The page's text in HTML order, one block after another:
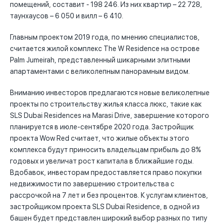
помещений, составит - 198 246. Из них квартир – 22 728,
таунхаусов – 6 050 и вилл – 6 410.
Главным проектом 2019 года, по мнению специалистов,
считается жилой комплекс The W Residence на острове
Palm Jumeirah, представленный шикарными элитными
апартаментами с великолепным панорамным видом.
Вниманию инвесторов предлагаются новые великолепные
проекты по строительству жилья класса люкс, такие как
SLS Dubai Residences на Marasi Drive, завершение которого
планируется в июле-сентябре 2020 года. Застройщик
проекта Wow Red считает, что жилые объекты этого
комплекса будут приносить владельцам прибыль до 8%
годовых и увеличат рост капитала в ближайшие годы.
Вдобавок, инвесторам предоставляется право покупки
недвижимости по завершению строительства с
рассрочкой на 7 лет и без процентов. К услугам клиентов,
застройщиком проекта SLS Dubai Residence, в одной из
башен будет представлен широкий выбор разных по типу